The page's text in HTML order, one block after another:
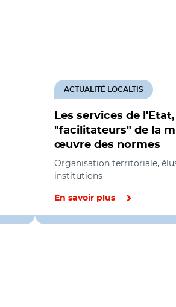
Les services de l'Etat,
"facilitateurs" de la
œuvre des normes
ACTUALITÉ LOCALTIS
Organisation territoriale,
institutions
En savoir plus